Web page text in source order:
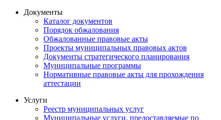
Документы
Каталог документов
Порядок обжалования
Обжалованные правовые акты
Проекты муниципальных правовых актов
Документы стратегического планирования
Муниципальные программы
Нормативные правовые акты для прохождения
аттестации
Услуги
Реестр муниципальных услуг
Муниципальные услуги, предоставляемые по